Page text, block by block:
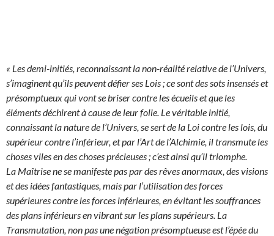
« Les demi-initiés, reconnaissant la non-réalité relative de l’Univers,
s’imaginent qu’ils peuvent défier ses Lois ; ce sont des sots insensés et
présomptueux qui vont se briser contre les écueils et que les
éléments déchirent à cause de leur folie. Le véritable initié,
connaissant la nature de l’Univers, se sert de la Loi contre les lois, du
supérieur contre l’inférieur, et par l’Art de l’Alchimie, il transmute les
choses viles en des choses précieuses ; c’est ainsi qu’il triomphe.
La Maîtrise ne se manifeste pas par des rêves anormaux, des visions
et des idées fantastiques, mais par l’utilisation des forces
supérieures contre les forces inférieures, en évitant les souffrances
des plans inférieurs en vibrant sur les plans supérieurs. La
Transmutation, non pas une négation présomptueuse est l’épée du